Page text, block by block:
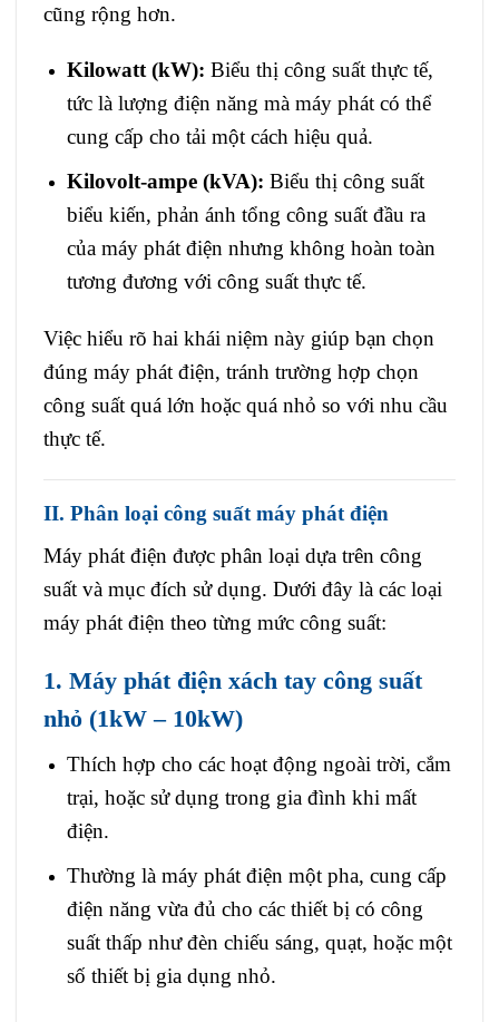
cũng rộng hơn.
Kilowatt (kW): Biểu thị công suất thực tế,
tức là lượng điện năng mà máy phát có thể
cung cấp cho tải một cách hiệu quả.
Kilovolt-ampe (kVA): Biểu thị công suất
biểu kiến, phản ánh tổng công suất đầu ra
của máy phát điện nhưng không hoàn toàn
tương đương với công suất thực tế.
Việc hiểu rõ hai khái niệm này giúp bạn chọn
đúng máy phát điện, tránh trường hợp chọn
công suất quá lớn hoặc quá nhỏ so với nhu cầu
thực tế.
II. Phân loại công suất máy phát điện
Máy phát điện được phân loại dựa trên công
suất và mục đích sử dụng. Dưới đây là các loại
máy phát điện theo từng mức công suất:
1. Máy phát điện xách tay công suất
nhỏ (1kW – 10kW)
Thích hợp cho các hoạt động ngoài trời, cắm
trại, hoặc sử dụng trong gia đình khi mất
điện.
Thường là máy phát điện một pha, cung cấp
điện năng vừa đủ cho các thiết bị có công
suất thấp như đèn chiếu sáng, quạt, hoặc một
số thiết bị gia dụng nhỏ.